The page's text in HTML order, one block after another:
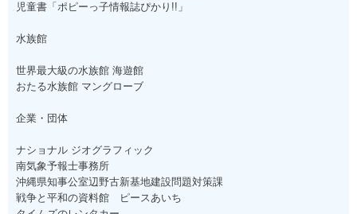
児童書「ポピーっ子情報誌ぴかり!!」
水族館
世界最大級の水族館 海遊館
おたる水族館 マングローブ
企業・団体
ナショナル ジオグラフィック
南気象予報士事務所
沖縄県知事公室辺野古新基地建設問題対策課
戦争と平和の資料館 ピースあいち